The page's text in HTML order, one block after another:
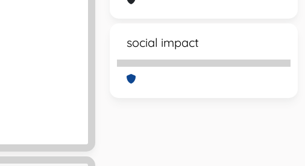
social impact